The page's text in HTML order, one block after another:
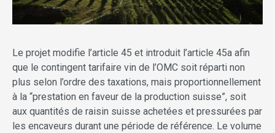
Le projet modifie l’article 45 et introduit l’article 45a afin
que le contingent tarifaire vin de l’OMC soit réparti non
plus selon l’ordre des taxations, mais proportionnellement
à la “prestation en faveur de la production suisse”, soit
aux quantités de raisin suisse achetées et pressurées par
les encaveurs durant une période de référence. Le volume